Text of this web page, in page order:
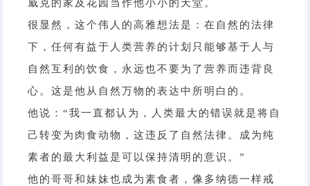
威克的家及花园当作他小小的天堂。
很显然，这个伟人的高雅想法是：在自然的法律
下，任何有益于人类营养的计划只能够基于人与
自然互利的饮食，永远也不要为了营养而违背良
心。这是他从自然万物的表达中所明白的。
他说：“我一直都认为，人类最大的错误就是将自
己转变为肉食动物，这违反了自然法律。成为纯
素者的最大利益是可以保持清明的意识。”
他的哥哥和妹妹也成为素食者，像多纳德一样戒